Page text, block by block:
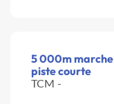
5 000m marche
piste courte
TCM -